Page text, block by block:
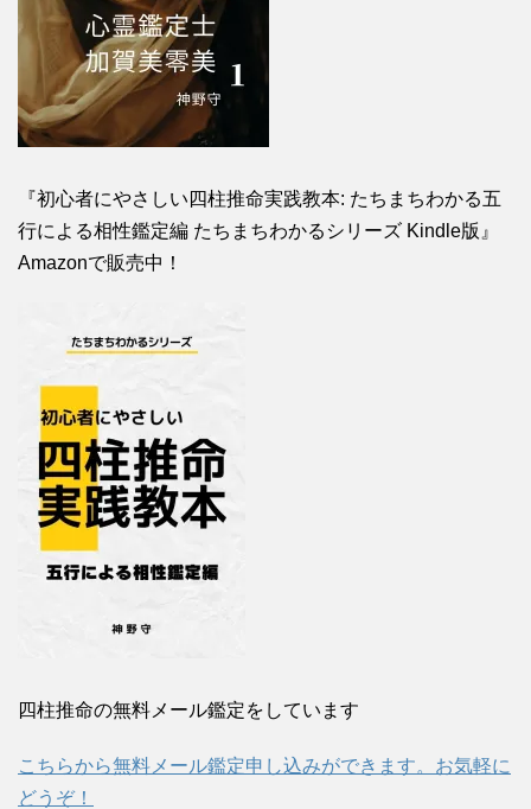
『初心者にやさしい四柱推命実践教本: たちまちわかる五
行による相性鑑定編 たちまちわかるシリーズ Kindle版』
Amazonで販売中！
四柱推命の無料メール鑑定をしています
こちらから無料メール鑑定申し込みができます。お気軽に
どうぞ！